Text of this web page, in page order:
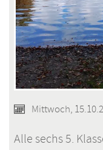
Mittwoch,
Alle sechs 5.